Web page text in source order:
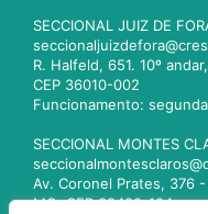
SECCIONAL JUIZ DE
R. Halfeld, 651. 10º
CEP 36010-002
Funcionamento:
SECCIONAL MONTES
Av. Coronel Prates, 376
MG. CEP 39400-104